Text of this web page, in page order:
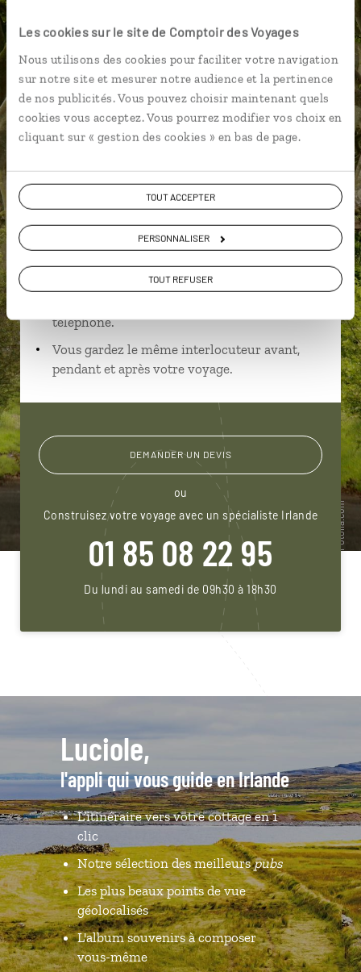
Les cookies sur le site de Comptoir des Voyages
Nous utilisons des cookies pour faciliter votre navigation
sur notre site et mesurer notre audience et la pertinence
de nos publicités. Vous pouvez choisir maintenant quels
cookies vous acceptez. Vous pourrez modifier vos choix en
cliquant sur « gestion des cookies » en bas de page.
TOUT ACCEPTER
PERSONNALISER
TOUT REFUSER
Killarney
Charlotte,
spécialiste Irlande
Lire son interview
Suivez vos envies et demandez conseils à nos
Ils sauront organiser votre itinéraire au plus
près de vos envies et de la réalité du pays.
Échangez en face à face ou depuis nos studios
téléphone.
Vous gardez le même interlocuteur avant,
pendant et après votre voyage.
DEMANDER UN DEVIS
ou
Construisez votre voyage avec un spécialiste Irlande
01 85 08 22 95
Du lundi au samedi de 09h30 à 18h30
Luciole,
l'appli qui vous guide en Irlande
L’itinéraire vers votre cottage en 1
clic
Notre sélection des meilleurspubs
Les plus beaux points de vue
géolocalisés
L'album souvenirs à composer
vous-même